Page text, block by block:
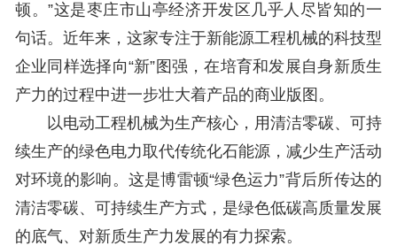
顿。”这是枣庄市山亭经济开发区几乎人尽皆知的一
句话。近年来，这家专注于新能源工程机械的科技型
企业同样选择向“新”图强，在培育和发展自身新质生
产力的过程中进一步壮大着产品的商业版图。
以电动工程机械为生产核心，用清洁零碳、可持
续生产的绿色电力取代传统化石能源，减少生产活动
对环境的影响。这是博雷顿“绿色运力”背后所传达的
清洁零碳、可持续生产方式，是绿色低碳高质量发展
的底气、对新质生产力发展的有力探索。